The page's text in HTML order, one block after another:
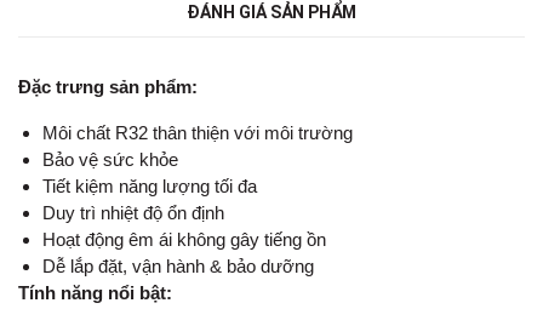
ĐÁNH GIÁ SẢN PHẨM
Đặc trưng sản phẩm:
Môi chất R32 thân thiện với môi trường
Bảo vệ sức khỏe
Tiết kiệm năng lượng tối đa
Duy trì nhiệt độ ổn định
Hoạt động êm ái không gây tiếng ồn
Dễ lắp đặt, vận hành & bảo dưỡng
Tính năng nổi bật: